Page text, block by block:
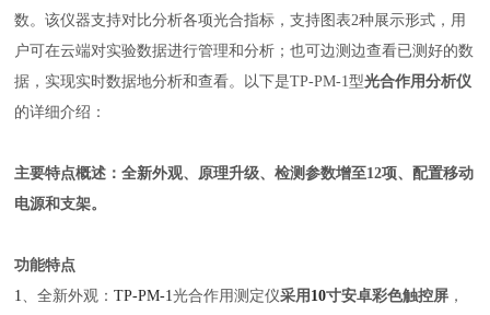
数。该仪器支持对比分析各项光合指标，支持图表2种展示形式，用
户可在云端对实验数据进行管理和分析；也可边测边查看已测好的数
据，实现实时数据地分析和查看。以下是TP-PM-1型光合作用分析仪
的详细介绍：
主要特点概述：全新外观、原理升级、检测参数增至12项、配置移动
电源和支架。
功能特点
1、全新外观：TP-PM-1光合作用测定仪采用 10寸安卓彩色触控屏 ，